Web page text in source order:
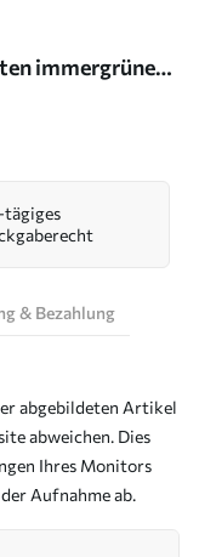
immergrünen
& Bezahlung
abgebildeten Artikel
abweichen. Dies
Ihres Monitors
Aufnahme ab.